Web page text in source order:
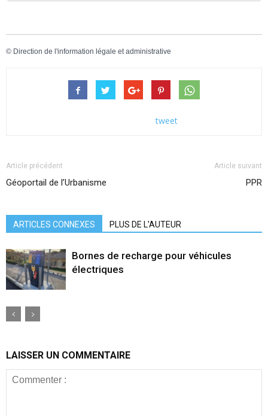
© Direction de l'information légale et administrative
tweet
Article précédent
Géoportail de l’Urbanisme
Article suivant
PPR
ARTICLES CONNEXES PLUS DE L'AUTEUR
Bornes de recharge pour véhicules
électriques
LAISSER UN COMMENTAIRE